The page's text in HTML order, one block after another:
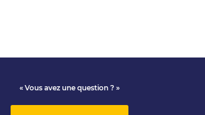
« Vous avez une question ? »